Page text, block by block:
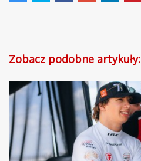
Zobacz podobne artykuły: